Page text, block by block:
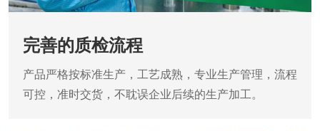
完善的质检流程
产品严格按标准生产，工艺成熟，专业生产管理，流程
可控，准时交货，不耽误企业后续的生产加工。